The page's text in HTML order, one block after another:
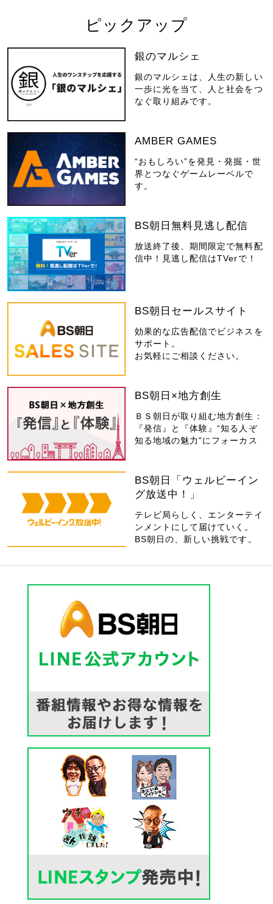
ピックアップ
銀のマルシェ
銀のマルシェは、人生の新しい
一歩に光を当て、人と社会をつ
なぐ取り組みです。
AMBER GAMES
“おもしろい”を発見・発掘・世
界とつなぐゲームレーベルで
す。
BS朝日無料見逃し配信
放送終了後、期間限定で無料配
信中！見逃し配信はTVerで！
BS朝日セールスサイト
効果的な広告配信でビジネスを
サポート。
お気軽にご相談ください。
BS朝日×地方創生
ＢＳ朝日が取り組む地方創生：
『発信』と『体験』“知る人ぞ
知る地域の魅力”にフォーカス
BS朝日「ウェルビーイン
グ放送中！」
テレビ局らしく、エンターテイ
ンメントにして届けていく。
BS朝日の、新しい挑戦です。